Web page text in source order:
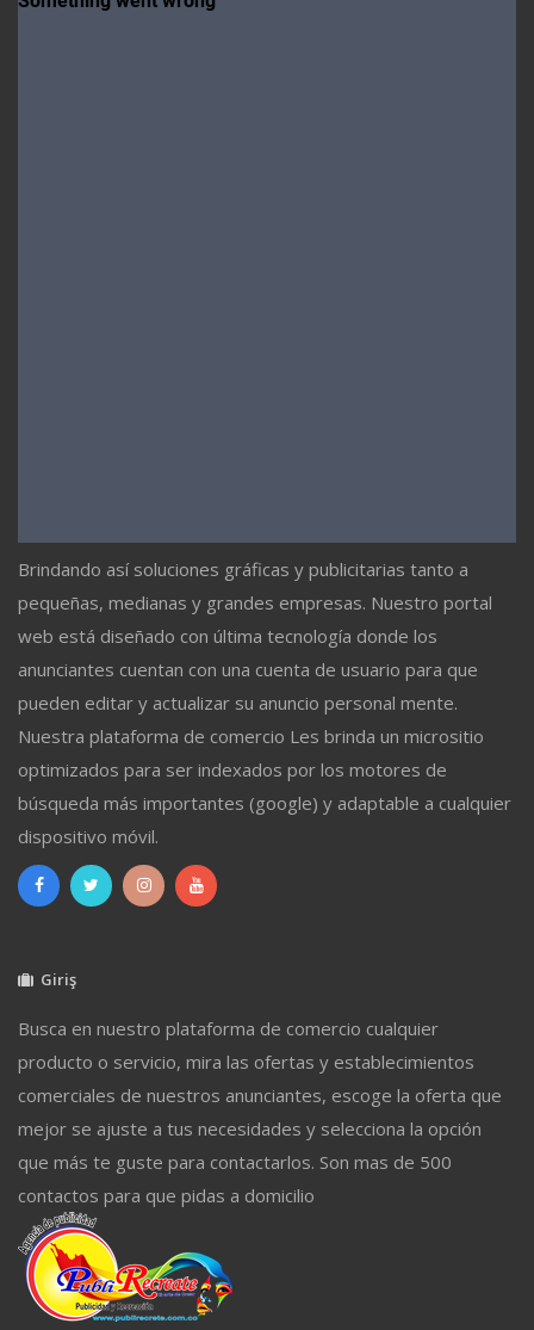
Brindando así soluciones gráficas y publicitarias tanto a
pequeñas, medianas y grandes empresas. Nuestro portal
web está diseñado con última tecnología donde los
anunciantes cuentan con una cuenta de usuario para que
pueden editar y actualizar su anuncio personal mente.
Nuestra plataforma de comercio Les brinda un micrositio
optimizados para ser indexados por los motores de
búsqueda más importantes (google) y adaptable a cualquier
dispositivo móvil.
Giriş
Busca en nuestro plataforma de comercio cualquier
producto o servicio, mira las ofertas y establecimientos
comerciales de nuestros anunciantes, escoge la oferta que
mejor se ajuste a tus necesidades y selecciona la opción
que más te guste para contactarlos. Son mas de 500
contactos para que pidas a domicilio